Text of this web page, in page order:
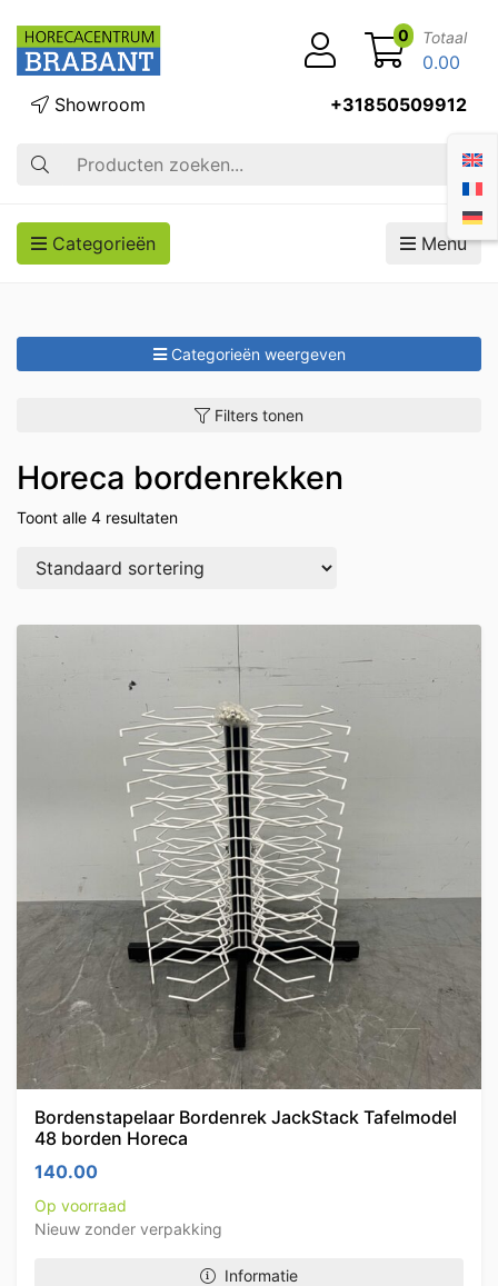
Zoek op
Showroom +31850509912
0 Totaal
0.00
Categorieën Menu
Categorieën weergeven
Filters tonen
Horeca bordenrekken
Toont alle 4 resultaten
Bordenstapelaar Bordenrek JackStack Tafelmodel
48 borden Horeca
140.00
Op voorraad
Nieuw zonder verpakking
Informatie